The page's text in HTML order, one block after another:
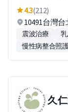
4.3(212)
10491台灣
震波治療
慢性病整合照
久